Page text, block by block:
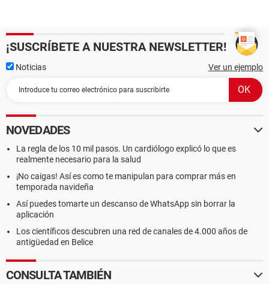
¡SUSCRÍBETE A NUESTRA NEWSLETTER!
Noticias Ver un ejemplo
NOVEDADES
La regla de los 10 mil pasos. Un cardiólogo explicó lo que es
realmente necesario para la salud
¡No caigas! Así es como te manipulan para comprar más en
temporada navideña
Así puedes tomarte un descanso de WhatsApp sin borrar la
aplicación
Los científicos descubren una red de canales de 4.000 años de
antigüedad en Belice
CONSULTA TAMBIÉN